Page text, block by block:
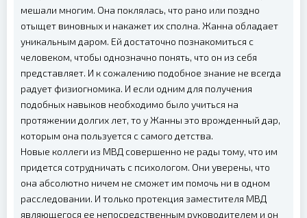
мешали многим. Она поклялась, что рано или поздно
отыщет виновных и накажет их сполна. Жанна обладает
уникальным даром. Ей достаточно познакомиться с
человеком, чтобы однозначно понять, что он из себя
представляет. И к сожалению подобное знание не всегда
радует физиогномика. И если одним для получения
подобных навыков необходимо было учиться на
протяжении долгих лет, то у Жанны это врожденный дар,
которым она пользуется с самого детства.
Новые коллеги из МВД совершенно не рады тому, что им
придется сотрудничать с психологом. Они уверены, что
она абсолютно ничем не сможет им помочь ни в одном
расследовании. И только протекция заместителя МВД
являющегося ее непосредственным руководителем и он